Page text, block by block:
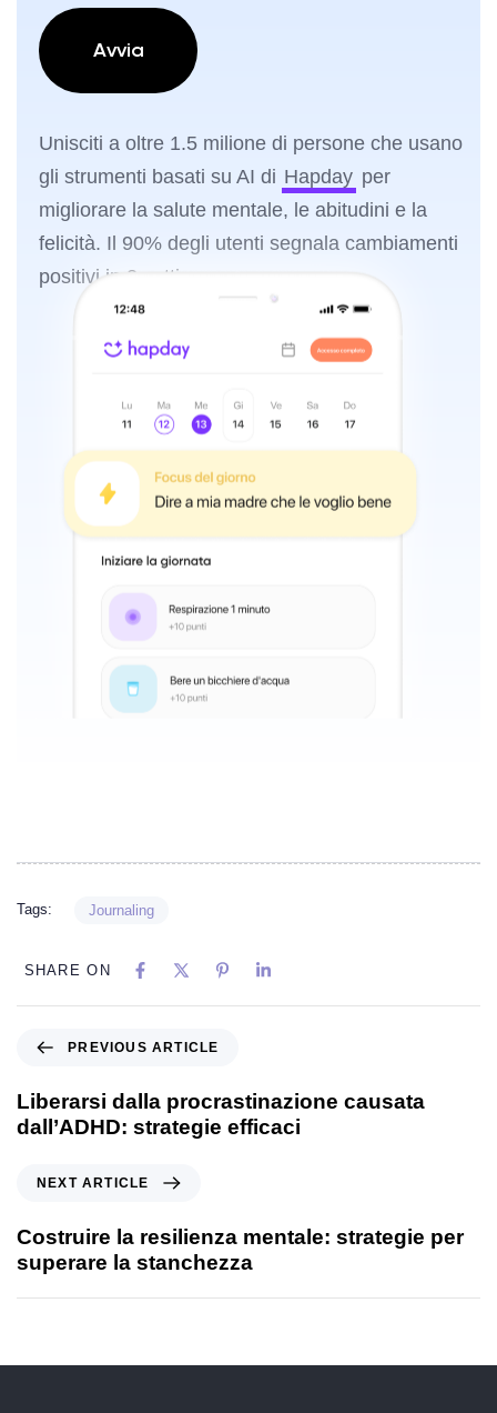
Avvia
Unisciti a oltre 1.5 milione di persone che usano
gli strumenti basati su AI di Hapday per
migliorare la salute mentale, le abitudini e la
felicità. Il 90% degli utenti segnala cambiamenti
positivi in 2 settimane.
Tags: Journaling
SHARE ON
PREVIOUS ARTICLE
Liberarsi dalla procrastinazione causata
dall’ADHD: strategie efficaci
NEXT ARTICLE
Costruire la resilienza mentale: strategie per
superare la stanchezza